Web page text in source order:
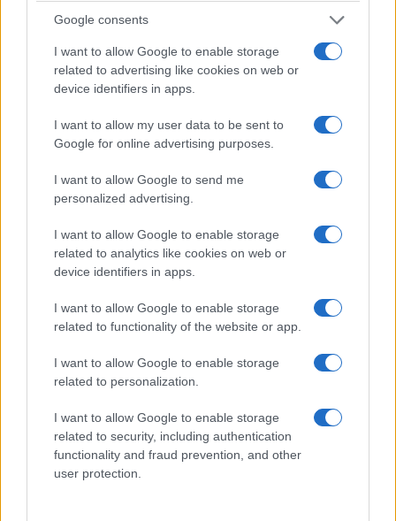
Google consents
I want to allow Google to enable storage
related to advertising like cookies on web or
device identifiers in apps.
I want to allow my user data to be sent to
Google for online advertising purposes.
I want to allow Google to send me
personalized advertising.
I want to allow Google to enable storage
related to analytics like cookies on web or
device identifiers in apps.
I want to allow Google to enable storage
related to functionality of the website or app.
I want to allow Google to enable storage
related to personalization.
I want to allow Google to enable storage
related to security, including authentication
functionality and fraud prevention, and other
user protection.